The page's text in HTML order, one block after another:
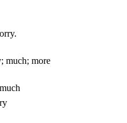
much; more